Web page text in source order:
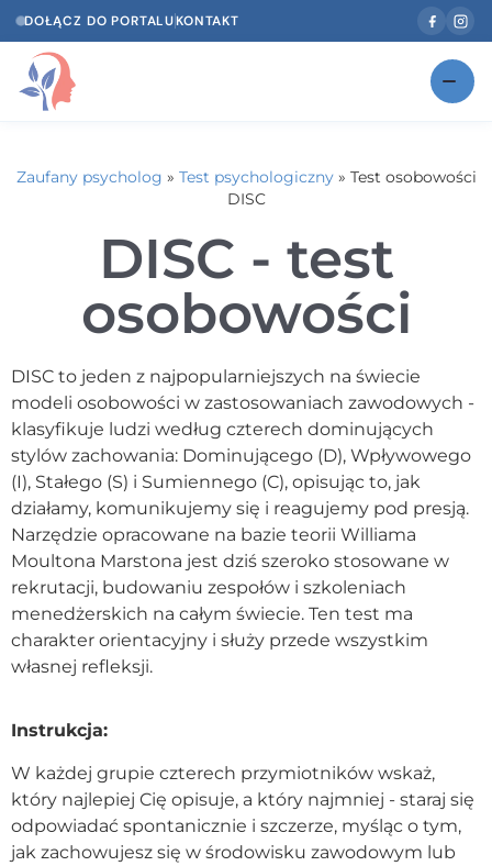
DOŁĄCZ DO PORTALUKONTAKT
Według specjalizacji
Psycholog w Twoim języku
Diagnozy psychologiczne
Testy psychologiczne
Dawka wiedzy
Dla specjalistów
Kontakt
Dołącz do portalu
Zaufany psycholog » Test psychologiczny» Test osobowości
DISC
DISC - test
osobowości
DISC to jeden z najpopularniejszych na świecie
modeli osobowości w zastosowaniach zawodowych -
klasyfikuje ludzi według czterech dominujących
stylów zachowania: Dominującego (D), Wpływowego
(I), Stałego (S) i Sumiennego (C), opisując to, jak
działamy, komunikujemy się i reagujemy pod presją.
Narzędzie opracowane na bazie teorii Williama
Moultona Marstona jest dziś szeroko stosowane w
rekrutacji, budowaniu zespołów i szkoleniach
menedżerskich na całym świecie. Ten test ma
charakter orientacyjny i służy przede wszystkim
własnej refleksji.
Instrukcja:
W każdej grupie czterech przymiotników wskaż,
który najlepiej Cię opisuje, a który najmniej - staraj się
odpowiadać spontanicznie i szczerze, myśląc o tym,
jak zachowujesz się w środowisku zawodowym lub